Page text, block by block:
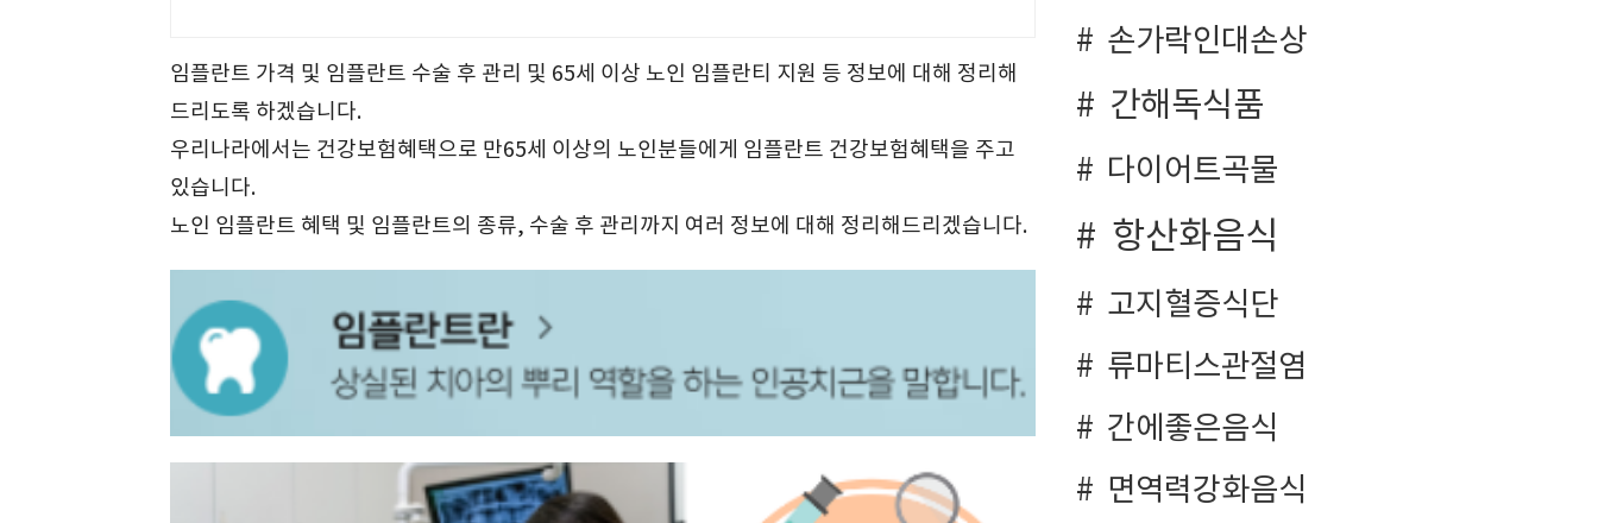
임플란트 가격 및 임플란트 수술 후 관리 및 65세 이상 노인 임플란티 지원 등 정보에 대해 정리해
드리도록 하겠습니다.
우리나라에서는 건강보험혜택으로 만65세 이상의 노인분들에게 임플란트 건강보험혜택을 주고
있습니다.
노인 임플란트 혜택 및 임플란트의 종류, 수술 후 관리까지 여러 정보에 대해 정리해드리겠습니다.
손가락인대손상
간해독식품
다이어트곡물
항산화음식
고지혈증식단
류마티스관절염
간에좋은음식
면역력강화음식